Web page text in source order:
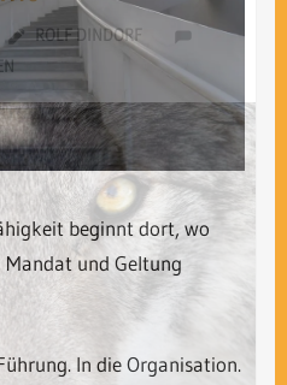
ROLF DINDORF
beginnt dort, wo
und Geltung
In die Organisation.